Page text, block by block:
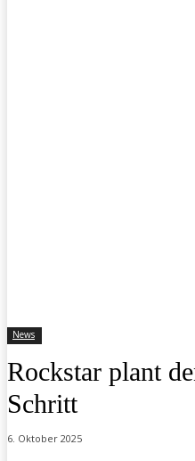
News
Rockstar plant
Schritt
6. Oktober 2025